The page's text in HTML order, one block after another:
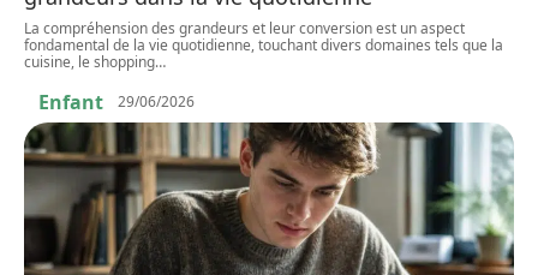
La compréhension des grandeurs et leur conversion est un aspect
fondamental de la vie quotidienne, touchant divers domaines tels que la
cuisine, le shopping…
Enfant 29/06/2026